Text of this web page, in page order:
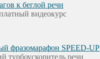
к беглой речи
видеокурс
фразомарафон SPEED-UP
турбоускоритель речи